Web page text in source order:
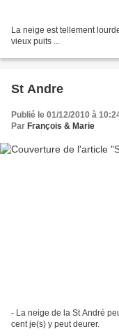
La neige est tellement
vieux puits ...
St Andre
Publié le 01/12/2010 à
Par François & Marie
- La neige de la St André
cent je(s) y peut deurer.